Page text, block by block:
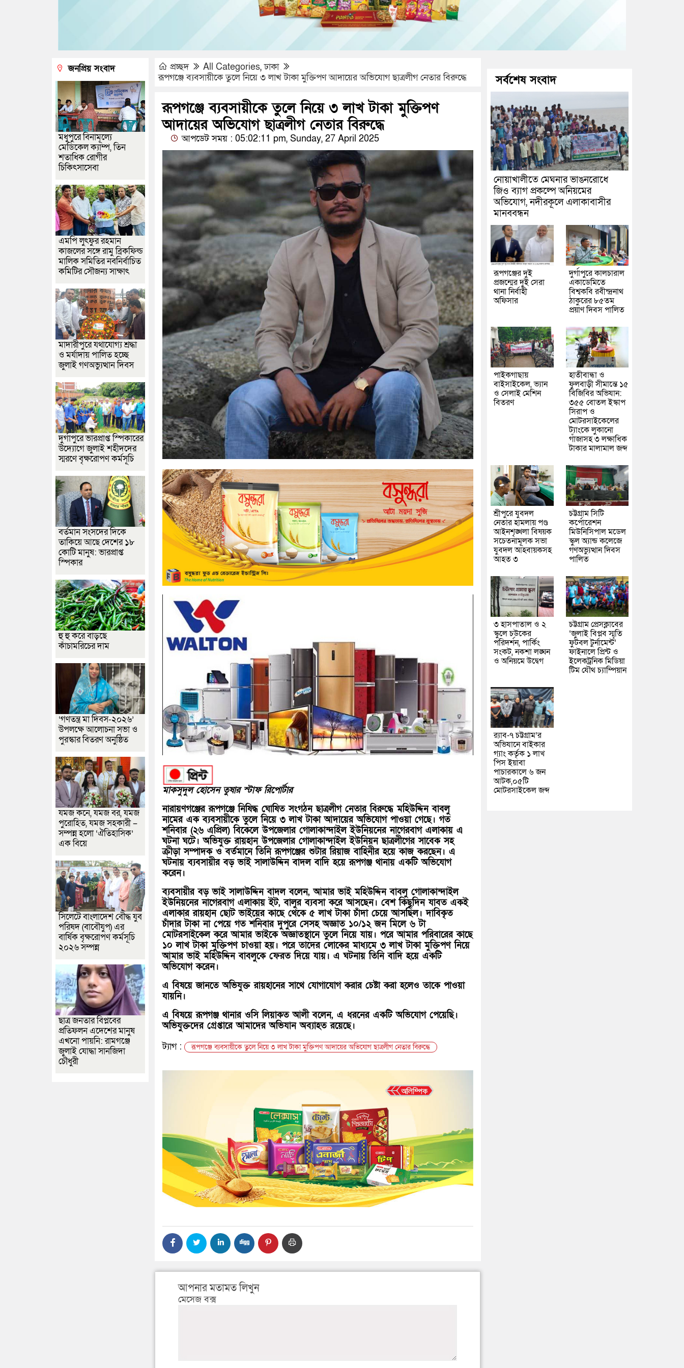
প্রচ্ছদ All Categories,ঢাকা
রূপগঞ্জে ব্যবসায়ীকে তুলে নিয়ে ৩ লাখ টাকা মুক্তিপণ আদায়ের অভিযোগ ছাত্রলীগ নেতার বিরুদ্ধে
রূপগঞ্জে ব্যবসায়ীকে তুলে নিয়ে ৩ লাখ টাকা মুক্তিপণ
আদায়ের অভিযোগ ছাত্রলীগ নেতার বিরুদ্ধে
আপডেট সময় : 05:02:11 pm, Sunday, 27 April 2025
মাকসুদুল হোসেন তুষার স্টাফ রিপোর্টার
নারায়ণগঞ্জের রূপগঞ্জে নিষিদ্ধ ঘোষিত সংগঠন ছাত্রলীগ নেতার বিরুদ্ধে মহিউদ্দিন বাবলু
নামের এক ব্যবসায়ীকে তুলে নিয়ে ৩ লাখ টাকা আদায়ের অভিযোগ পাওয়া গেছে। গত
শনিবার (২৬ এপ্রিল) বিকেলে উপজেলার গোলাকান্দাইল ইউনিয়নের নাগেরবাগ এলাকায় এ
ঘটনা ঘটে। অভিযুক্ত রায়হান উপজেলার গোলাকান্দাইল ইউনিয়ন ছাত্রলীগের সাবেক সহ
ক্রীড়া সম্পাদক ও বর্তমানে তিনি রূপগঞ্জের শুটার রিয়াজ বাহিনীর হয়ে কাজ করছেন। এ
ঘটনায় ব্যবসায়ীর বড় ভাই সালাউদ্দিন বাদল বাদি হয়ে রূপগঞ্জ থানায় একটি অভিযোগ
করেন।
ব্যবসায়ীর বড় ভাই সালাউদ্দিন বাদল বলেন, আমার ভাই মহিউদ্দিন বাবলু গোলাকান্দাইল
ইউনিয়নের নাগেরবাগ এলাকায় ইট, বালুর ব্যবসা করে আসছেন। বেশ কিছুদিন যাবত একই
এলাকার রায়হান ছোট ভাইয়ের কাছে থেকে ৫ লাখ টাকা চাঁদা চেয়ে আসছিল। দাবিকৃত
চাঁদার টাকা না পেয়ে গত শনিবার দুপুরে সেসহ অজ্ঞাত ১০/১২ জন মিলে ৬ টা
মোটরসাইকেল করে আমার ভাইকে অজ্ঞাতস্থানে তুলে নিয়ে যায়। পরে আমার পরিবারের কাছে
১০ লাখ টাকা মুক্তিপণ চাওয়া হয়। পরে তাদের লোকের মাধ্যমে ৩ লাখ টাকা মুক্তিপণ নিয়ে
আমার ভাই মহিউদ্দিন বাবলুকে ফেরত দিয়ে যায়। এ ঘটনায় তিনি বাদি হয়ে একটি
অভিযোগ করেন।
এ বিষয়ে জানতে অভিযুক্ত রায়হানের সাথে যোগাযোগ করার চেষ্টা করা হলেও তাকে পাওয়া
যায়নি।
এ বিষয়ে রূপগঞ্জ থানার ওসি লিয়াকত আলী বলেন, এ ধরনের একটি অভিযোগ পেয়েছি।
অভিযুক্তদের গ্রেপ্তারে আমাদের অভিযান অব্যাহত রয়েছে।
ট্যাগ :
রূপগঞ্জে ব্যবসায়ীকে তুলে নিয়ে ৩ লাখ টাকা মুক্তিপণ আদায়ের অভিযোগ ছাত্রলীগ নেতার বিরুদ্ধে
আপনার মতামত লিখুন
মেসেজ বক্স
জনপ্রিয় সংবাদ
মধুপুরে বিনামূল্যে
মেডিকেল ক্যাম্প, তিন
শতাধিক রোগীর
চিকিৎসাসেবা
এমপি লুৎফুর রহমান
কাজলের সঙ্গে রামু ব্রিকফিল্ড
মালিক সমিতির নবনির্বাচিত
কমিটির সৌজন্য সাক্ষাৎ
মাদারীপুরে যথাযোগ্য শ্রদ্ধা
ও মর্যাদায় পালিত হচ্ছে
জুলাই গণঅভ্যুত্থান দিবস
দুর্গাপুরে ভারপ্রাপ্ত স্পিকারের
উদ্যোগে জুলাই শহীদদের
স্মরণে বৃক্ষরোপণ কর্মসূচি
বর্তমান সংসদের দিকে
তাকিয়ে আছে দেশের ১৮
কোটি মানুষ: ভারপ্রাপ্ত
স্পিকার
হু হু করে বাড়ছে
কাঁচামরিচের দাম
‘গণতন্ত্র মা দিবস-২০২৬’
উপলক্ষে আলোচনা সভা ও
পুরস্কার বিতরণ অনুষ্ঠিত
যমজ কনে, যমজ বর, যমজ
পুরোহিত, যমজ সহকারী –
সম্পন্ন হলো ‘ঐতিহাসিক’
এক বিয়ে
সিলেটে বাংলাদেশ বৌদ্ধ যুব
পরিষদ (বাবৌযুপ) এর
বার্ষিক বৃক্ষরোপণ কর্মসূচি
২০২৬ সম্পন্ন
ছাত্র জনতার বিপ্লবের
প্রতিফলন এদেশের মানুষ
এখনো পায়নি: রামগঞ্জে
জুলাই যোদ্ধা সানজিদা
চৌধুরী
সর্বশেষ সংবাদ
নোয়াখালীতে মেঘনার ভাঙনরোধে
জিও ব্যাগ প্রকল্পে অনিয়মের
অভিযোগ, নদীরকূলে এলাকাবাসীর
মানববন্ধন
রূপগঞ্জের দুই
প্রজন্মের দুই সেরা
থানা নির্বাহী
অফিসার
দুর্গাপুরে কালচারাল
একাডেমিতে
বিশ্বকবি রবীন্দ্রনাথ
ঠাকুরের ৮৫তম
প্রয়াণ দিবস পালিত
পাইকগাছায়
বাইসাইকেল, ভ্যান
ও সেলাই মেশিন
বিতরণ
হাতীবান্ধা ও
ফুলবাড়ী সীমান্তে ১৫
বিজিবির অভিযান:
৩৫৫ বোতল ইস্কাপ
সিরাপ ও
মোটরসাইকেলের
ট্যাংকে লুকানো
গাঁজাসহ ৩ লক্ষাধিক
টাকার মালামাল জব্দ
শ্রীপুরে যুবদল
নেতার হামলায় পণ্ড
আইনশৃঙ্খলা বিষয়ক
সচেতনামূলক সভা
যুবদল আহবায়কসহ
আহত ৩
চট্টগ্রাম সিটি
কর্পোরেশন
মিউনিসিপাল মডেল
স্কুল অ্যান্ড কলেজে
গণঅভ্যুত্থান দিবস
পালিত
৩ হাসপাতাল ও ২
স্কুলে চউকের
পরিদর্শন, পার্কিং
সংকট, নকশা লঙ্ঘন
ও অনিয়মে উদ্বেগ
চট্টগ্রাম প্রেসক্লাবের
‘জুলাই বিপ্লব স্মৃতি
ফুটবল টুর্নামেন্ট’
ফাইনালে প্রিন্ট ও
ইলেকট্রনিক মিডিয়া
টিম যৌথ চ্যাম্পিয়ান
র‌্যাব-৭ চট্টগ্রাম’র
অভিযানে বাইকার
গ্যাং কর্তৃক ১ লাখ
পিস ইয়াবা
পাচারকালে ৬ জন
আটক,০৫টি
মোটরসাইকেল জব্দ